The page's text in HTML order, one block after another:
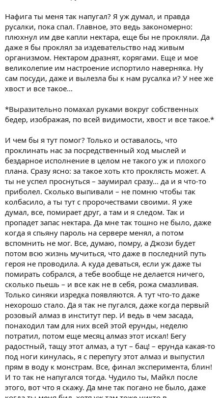
Нафига ты меня так напугал? Я уж думал, и правда
русалки, пока спал. Главное, это ведь закономерно:
плюхнул им две капли нектара, еще бы не прокляли. Да
даже я бы проклял за издевательство над живым
организмом. Нектаром дразнят, корягами. Еще и мое
великолепие им настроение испортило наверняка. Ну
сам посуди, даже и вылезла бы к нам русалка и? У нее же
хвост и все такое…
*Выразительно помахал руками вокруг собственных
бедер, изображая, по всей видимости, хвост и все такое.*
И чем бы я тут помог? Только и оставалось, что
проклинать нас за посредственный ход мыслей и
бездарное исполнение в целом не такого уж и плохого
плана. Сразу ясно: за такое хоть кто проклясть может. А
ты не успел проснуться – заумирал сразу... да и я что-то
приболел. Сколько выпивали – не помню чтобы так
колбасило, а ты тут с пророчествами своими. Я уже
думал, все, помирает друг, а там и я следом. Так и
пропадет запас нектара. Да мне так тошно не было, даже
когда я спьяну пароль на сервере менял, а потом
вспомнить не мог. Все, думаю, помру, а Джози будет
потом всю жизнь мучиться, что даже в последний путь
героя не проводила. А куда деваться, если уж даже ты
помирать собрался, а тебе вообще не делается ничего,
сколько пьешь – и все как не в себя, рожа смазливая.
Только синяки изредка появляются. А тут что-то даже
нехорошо стало. Да я так не пугался, даже когда первый
розовый алмаз в институт пер. И ведь в чем засада,
понаходил там для них всей этой ерунды, неделю
потратил, потом еще месяц алмаз этот искал! Бегу
радостный, тащу этот алмаз, а тут – бац! – ерунда какая-то
под ноги кинулась, я с перепугу этот алмаз и выпустил
прям в воду к монстрам. Все, финал эксперимента, блин!
И то так не напугался тогда. Чудило ты, Майкл после
этого, вот что я скажу. Да мне так погано не было, даже